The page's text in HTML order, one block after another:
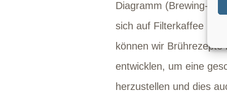
Diagramm (Brewing-
sich auf Filterkaffee und
können wir
entwicklen, um eine
herzustellen und dies